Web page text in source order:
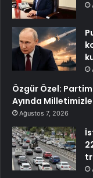
Özgür Özel:
Ayında
Ağustos 7, 2026